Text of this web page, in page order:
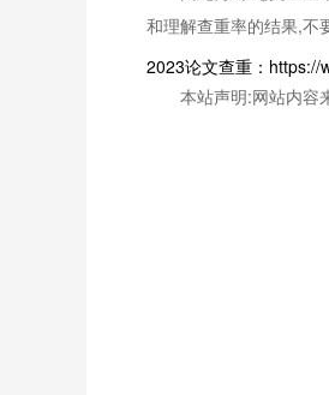
和理解查重率的结果,不
2023论文查重：https://
本站声明:网站内容